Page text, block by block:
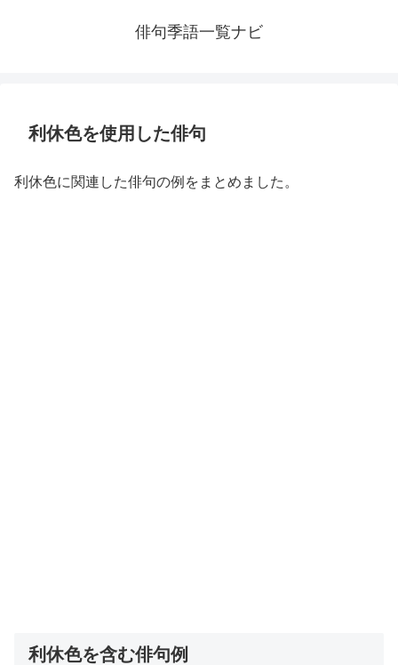
俳句季語一覧ナビ
利休色を使用した俳句
利休色に関連した俳句の例をまとめました。
利休色を含む俳句例